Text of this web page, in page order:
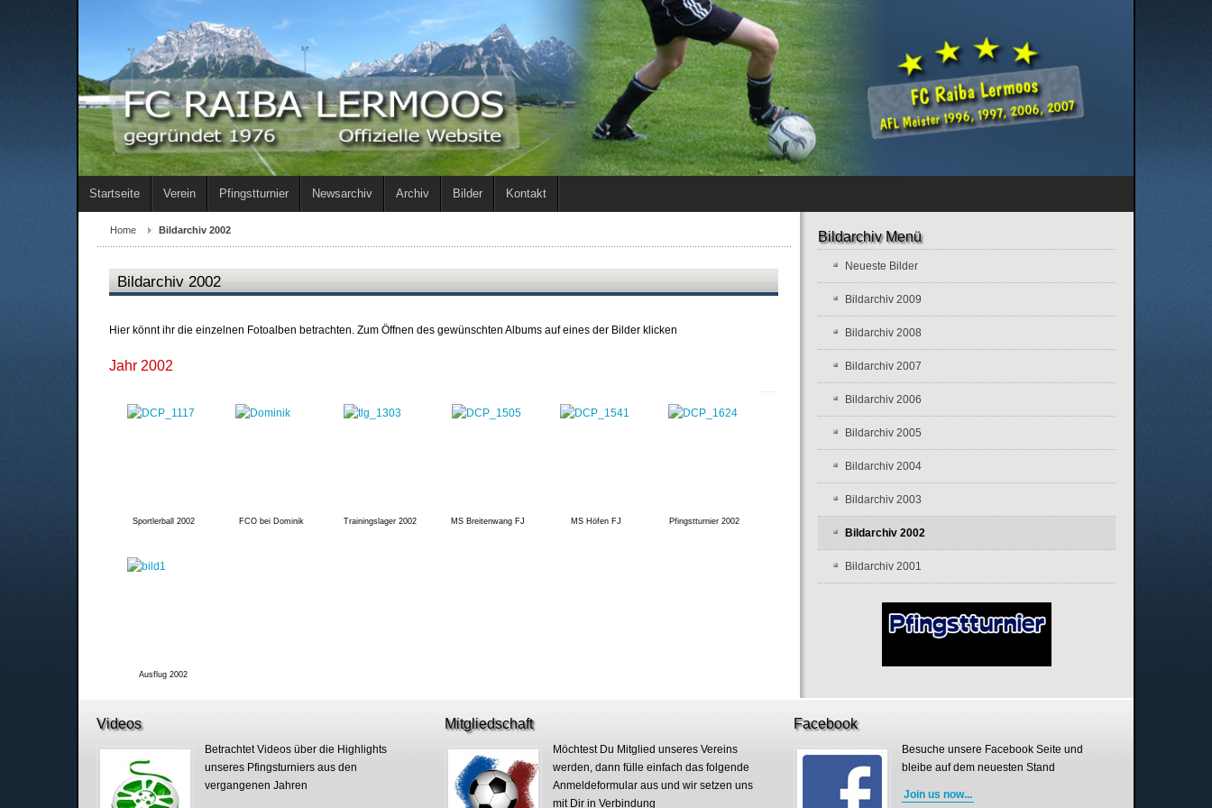
Startseite Verein Pfingstturnier Newsarchiv Archiv Bilder Kontakt
Home Bildarchiv 2002
Bildarchiv 2002
Hier könnt ihr die einzelnen Fotoalben betrachten. Zum Öffnen des gewünschten Albums auf eines der Bilder klicken
Jahr 2002
Sportlerball 2002 FCO bei Dominik Trainingslager 2002 MS Breitenwang FJ MS Höfen FJ Pfingstturnier 2002
Ausflug 2002
Bildarchiv Menü
Neueste Bilder
Bildarchiv 2009
Bildarchiv 2008
Bildarchiv 2007
Bildarchiv 2006
Bildarchiv 2005
Bildarchiv 2004
Bildarchiv 2003
Bildarchiv 2002
Bildarchiv 2001
Videos
Betrachtet Videos über die Highlights
unseres Pfingsturniers aus den
vergangenen Jahren
Mitgliedschaft
Möchtest Du Mitglied unseres Vereins
werden, dann fülle einfach das folgende
Anmeldeformular aus und wir setzen uns
mit Dir in Verbindung
Facebook
Besuche unsere Facebook Seite und
bleibe auf dem neuesten Stand
Join us now...